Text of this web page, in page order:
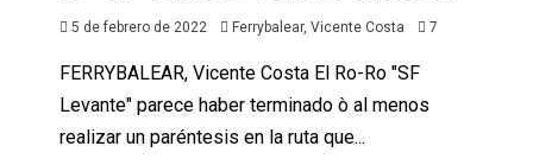
5 de febrero de 2022 Ferrybalear, Vicente Costa 7
FERRYBALEAR, Vicente Costa El Ro-Ro "SF
Levante" parece haber terminado ò al menos
realizar un paréntesis en la ruta que...